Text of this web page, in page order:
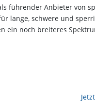
führender Anbieter von
lange, schwere und
ein noch breiteres